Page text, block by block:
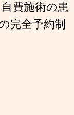
費施術の患
完全予約制